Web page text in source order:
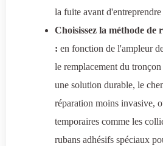
la fuite avant
Choisissez la méthode de
: en fonction de l'ampleur
le remplacement du
une solution durable, le
réparation moins invasive,
temporaires comme les
rubans adhésifs spéciaux